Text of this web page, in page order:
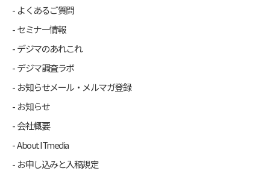
よくあるご質問
セミナー情報
デジマのあれこれ
デジマ調査ラボ
お知らせメール・メルマガ登録
お知らせ
会社概要
About ITmedia
お申し込みと入稿規定